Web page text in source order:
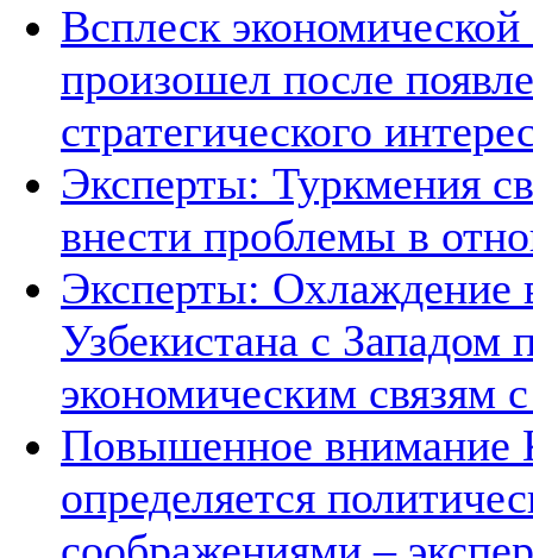
Всплеск
произошел после
стратегического
Эксперты: Туркмения
внести проблемы в
Эксперты: Охлаждение
Узбекистана с
экономическим связям
Повышенное внимание
определяется